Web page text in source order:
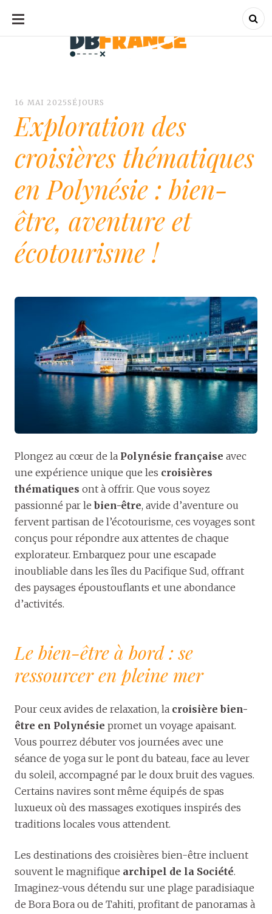
ALLER
CONTENU
dbfrance.fr
16 MAI 2025 SÉJOURS
Exploration des
croisières thématiques
en Polynésie : bien-
être, aventure et
écotourisme !
Plongez au cœur de la Polynésie française avec
une expérience unique que les croisières
thématiques ont à offrir. Que vous soyez
passionné par le bien-être, avide d’aventure ou
fervent partisan de l’écotourisme, ces voyages sont
conçus pour répondre aux attentes de chaque
explorateur. Embarquez pour une escapade
inoubliable dans les îles du Pacifique Sud, offrant
des paysages époustouflants et une abondance
d’activités.
Le bien-être à bord : se
ressourcer en pleine mer
Pour ceux avides de relaxation, la croisière bien-
être en Polynésie promet un voyage apaisant.
Vous pourrez débuter vos journées avec une
séance de yoga sur le pont du bateau, face au lever
du soleil, accompagné par le doux bruit des vagues.
Certains navires sont même équipés de spas
luxueux où des massages exotiques inspirés des
traditions locales vous attendent.
Les destinations des croisières bien-être incluent
souvent le magnifique archipel de la Société.
Imaginez-vous détendu sur une plage paradisiaque
de Bora Bora ou de Tahiti, profitant de panoramas à